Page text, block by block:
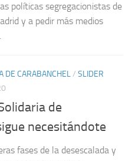
políticas segregacionistas de
y a pedir más medios
DE CARABANCHEL/ SLIDER
de
necesitándote
fases de la desescalada y